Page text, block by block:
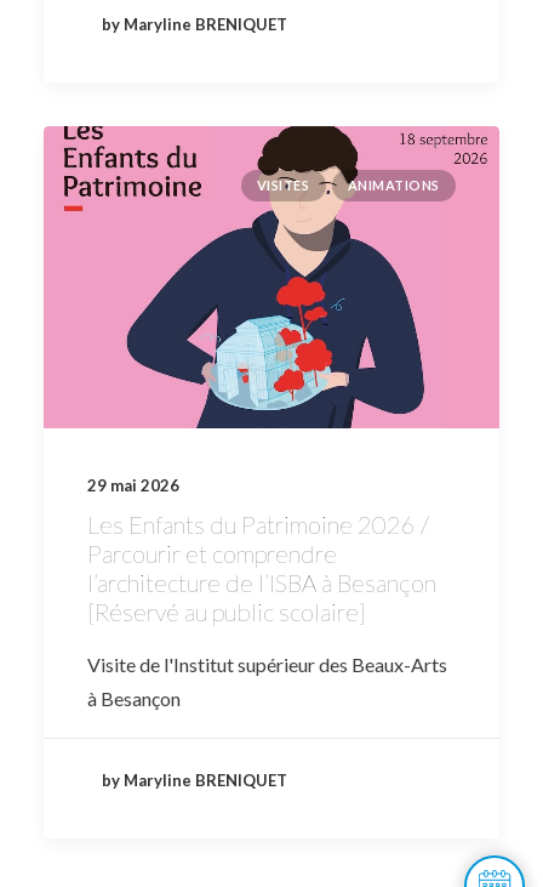
by Maryline BRENIQUET
VISITES ANIMATIONS
29 mai 2026
Les Enfants du Patrimoine 2026 /
Parcourir et comprendre
l’architecture de l’ISBA à Besançon
[Réservé au public scolaire]
Visite de l'Institut supérieur des Beaux-Arts
à Besançon
by Maryline BRENIQUET